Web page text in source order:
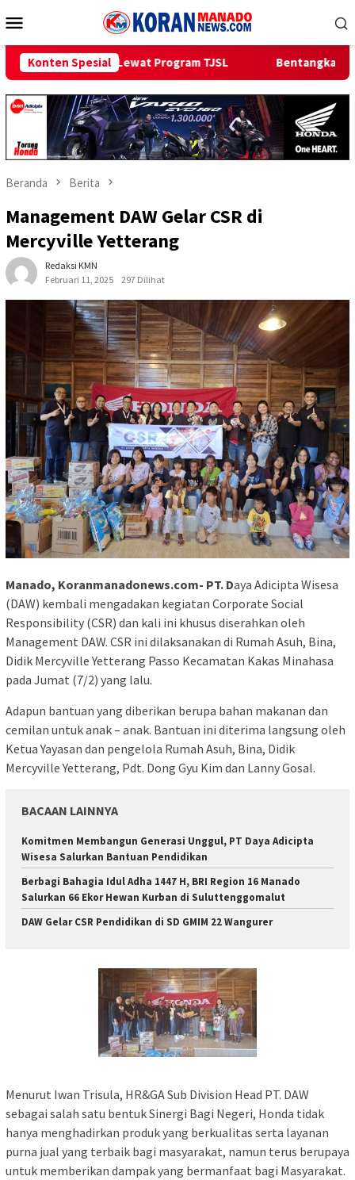
ke
Mobile
Konten Spesial
Program TJSL Bentangkan Kabel Laut 1,95 KMS, PLN
Beranda Berita
Management DAW Gelar CSR di
Mercyville Yetterang
Redaksi KMN
Februari 11, 2025
297 Dilihat
Manado, Koranmanadonews.com- PT. Daya Adicipta Wisesa
(DAW) kembali mengadakan kegiatan Corporate Social
Responsibility (CSR) dan kali ini khusus diserahkan oleh
Management DAW. CSR ini dilaksanakan di Rumah Asuh, Bina,
Didik Mercyville Yetterang Passo Kecamatan Kakas Minahasa
pada Jumat (7/2) yang lalu.
Adapun bantuan yang diberikan berupa bahan makanan dan
cemilan untuk anak – anak. Bantuan ini diterima langsung oleh
Ketua Yayasan dan pengelola Rumah Asuh, Bina, Didik
Mercyville Yetterang, Pdt. Dong Gyu Kim dan Lanny Gosal.
BACAAN LAINNYA
Komitmen Membangun Generasi Unggul, PT Daya Adicipta
Wisesa Salurkan Bantuan Pendidikan
Berbagi Bahagia Idul Adha 1447 H, BRI Region 16 Manado
Salurkan 66 Ekor Hewan Kurban di Suluttenggomalut
DAW Gelar CSR Pendidikan di SD GMIM 22 Wangurer
Menurut Iwan Trisula, HR&GA Sub Division Head PT. DAW
sebagai salah satu bentuk Sinergi Bagi Negeri, Honda tidak
hanya menghadirkan produk yang berkualitas serta layanan
purna jual yang terbaik bagi masyarakat, namun terus berupaya
untuk memberikan dampak yang bermanfaat bagi Masyarakat.